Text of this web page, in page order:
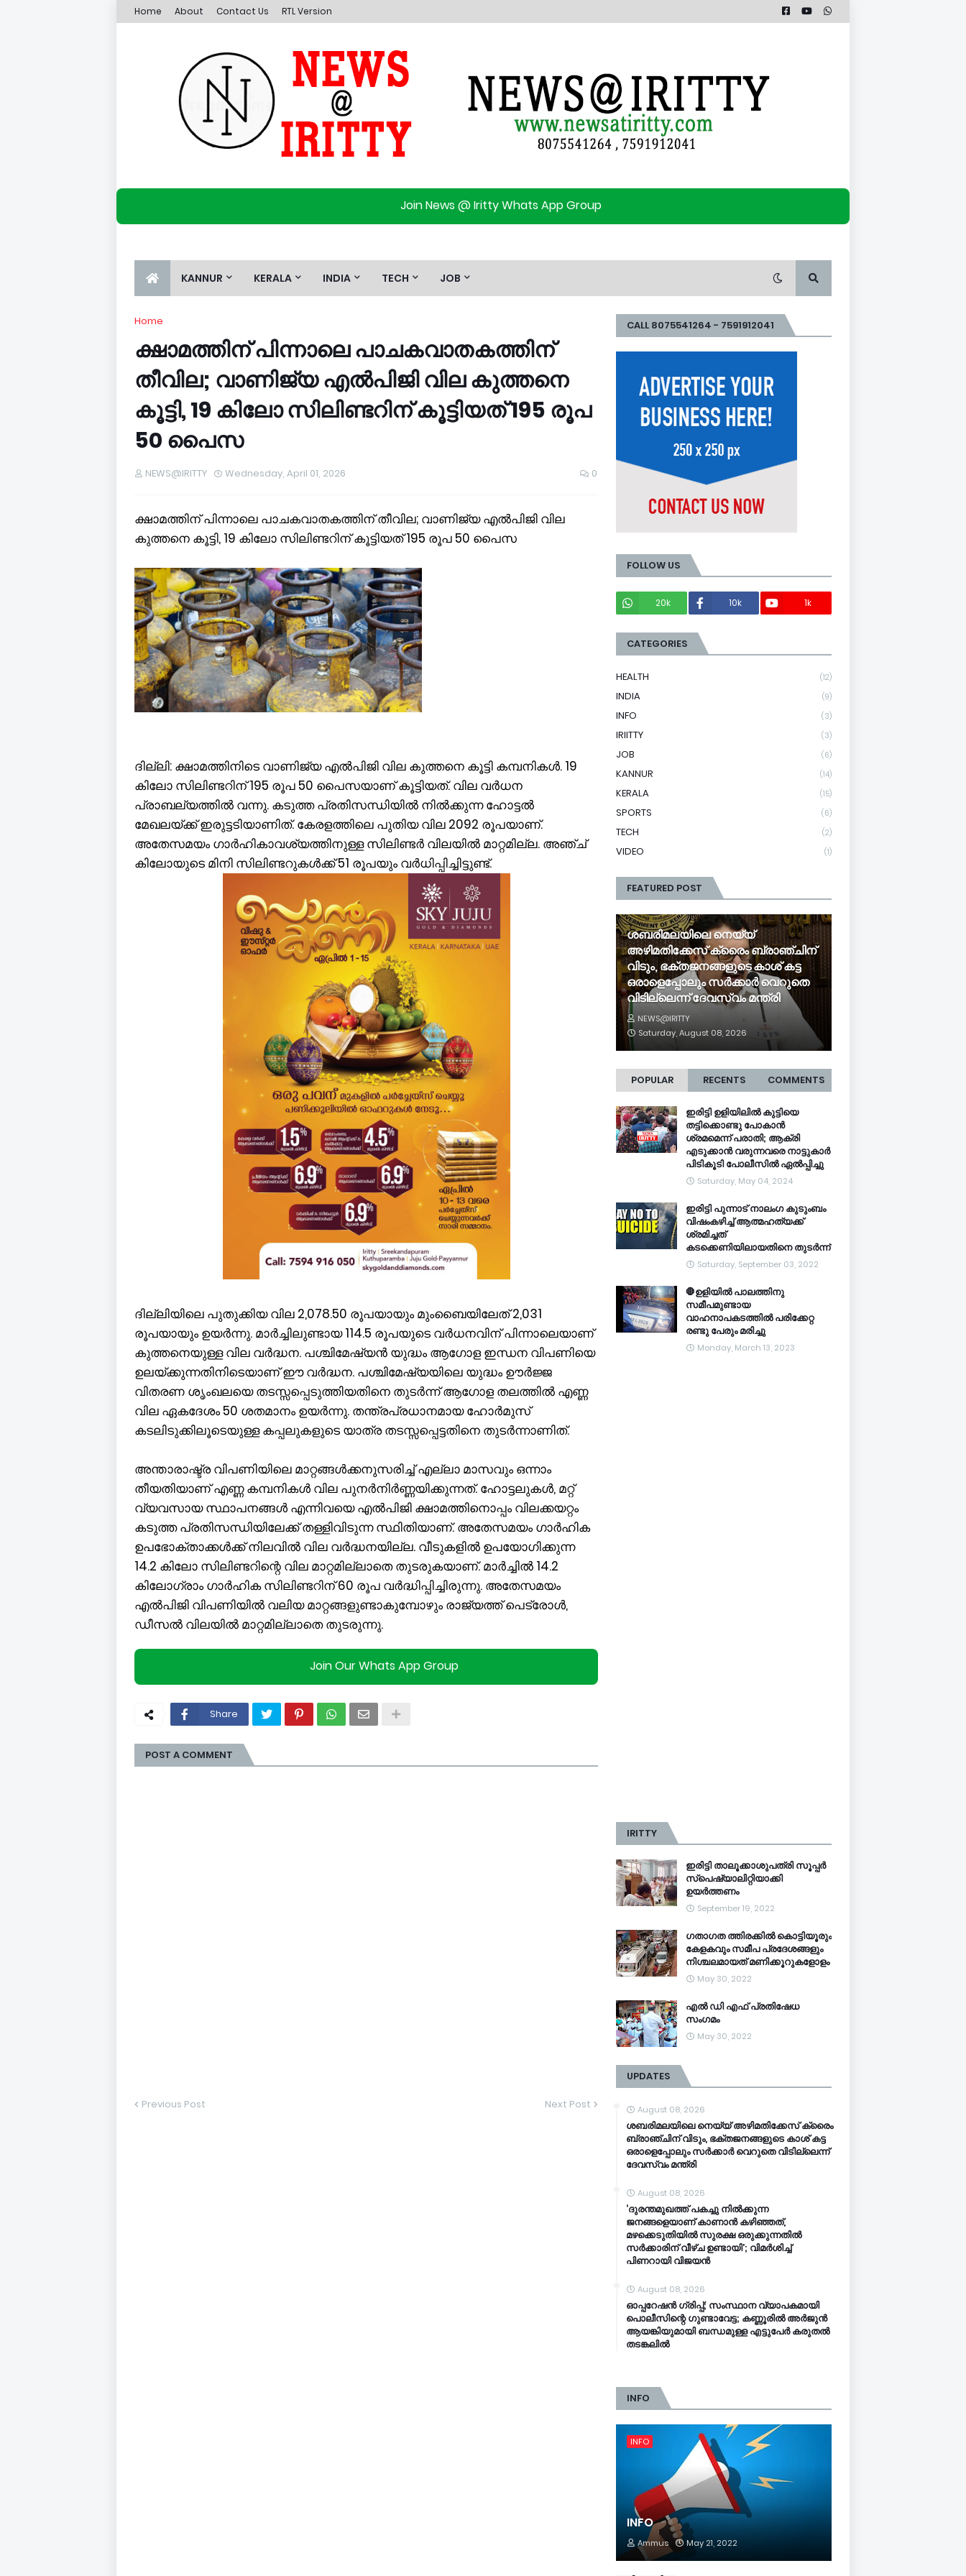
Home About Contact Us RTL Version
Join News @ Iritty Whats App Group
KANNUR KERALA INDIA TECH JOB
Home
ക്ഷാമത്തിന് പിന്നാലെ പാചകവാതകത്തിന്
തീവില; വാണിജ്യ എൽപിജി വില കുത്തനെ
കൂട്ടി, 19 കിലോ സിലിണ്ടറിന് കൂട്ടിയത് 195 രൂപ
50 പൈസ
NEWS@IRITTY Wednesday, April 01, 2026 0
ക്ഷാമത്തിന് പിന്നാലെ പാചകവാതകത്തിന് തീവില; വാണിജ്യ എൽപിജി വില
കുത്തനെ കൂട്ടി, 19 കിലോ സിലിണ്ടറിന് കൂട്ടിയത് 195 രൂപ 50 പൈസ
ദില്ലി: ക്ഷാമത്തിനിടെ വാണിജ്യ എൽപിജി വില കുത്തനെ കൂട്ടി കമ്പനികൾ. 19
കിലോ സിലിണ്ടറിന് 195 രൂപ 50 പൈസയാണ് കൂട്ടിയത്. വില വർധന
പ്രാബല്യത്തിൽ വന്നു. കടുത്ത പ്രതിസന്ധിയിൽ നിൽക്കുന്ന ഹോട്ടൽ
മേഖലയ്ക്ക് ഇരുട്ടടിയാണിത്. കേരളത്തിലെ പുതിയ വില 2092 രൂപയാണ്.
അതേസമയം ഗാർഹികാവശ്യത്തിനുള്ള സിലിണ്ടർ വിലയിൽ മാറ്റമില്ല. അഞ്ച്
കിലോയുടെ മിനി സിലിണ്ടറുകൾക്ക് 51 രൂപയും വർധിപ്പിച്ചിട്ടുണ്ട്.
ദില്ലിയിലെ പുതുക്കിയ വില 2,078.50 രൂപയായും മുംബൈയിലേത് 2,031
രൂപയായും ഉയർന്നു. മാർച്ചിലുണ്ടായ 114.5 രൂപയുടെ വർധനവിന് പിന്നാലെയാണ്
കുത്തനെയുള്ള വില വർദ്ധന. പശ്ചിമേഷ്യൻ യുദ്ധം ആഗോള ഇന്ധന വിപണിയെ
ഉലയ്ക്കുന്നതിനിടെയാണ് ഈ വർദ്ധന. പശ്ചിമേഷ്യയിലെ യുദ്ധം ഊർജ്ജ
വിതരണ ശൃംഖലയെ തടസ്സപ്പെടുത്തിയതിനെ തുടർന്ന് ആഗോള തലത്തിൽ എണ്ണ
വില ഏകദേശം 50 ശതമാനം ഉയർന്നു. തന്ത്രപ്രധാനമായ ഹോർമുസ്
കടലിടുക്കിലൂടെയുള്ള കപ്പലുകളുടെ യാത്ര തടസ്സപ്പെട്ടതിനെ തുടർന്നാണിത്.
അന്താരാഷ്ട്ര വിപണിയിലെ മാറ്റങ്ങൾക്കനുസരിച്ച് എല്ലാ മാസവും ഒന്നാം
തീയതിയാണ് എണ്ണ കമ്പനികൾ വില പുനർനിർണ്ണയിക്കുന്നത്. ഹോട്ടലുകൾ, മറ്റ്
വ്യവസായ സ്ഥാപനങ്ങൾ എന്നിവയെ എൽപിജി ക്ഷാമത്തിനൊപ്പം വിലക്കയറ്റം
കടുത്ത പ്രതിസന്ധിയിലേക്ക് തള്ളിവിടുന്ന സ്ഥിതിയാണ്. അതേസമയം ഗാർഹിക
ഉപഭോക്താക്കൾക്ക് നിലവിൽ വില വർദ്ധനയില്ല. വീടുകളിൽ ഉപയോഗിക്കുന്ന
14.2 കിലോ സിലിണ്ടറിന്റെ വില മാറ്റമില്ലാതെ തുടരുകയാണ്. മാർച്ചിൽ 14.2
കിലോഗ്രാം ഗാർഹിക സിലിണ്ടറിന് 60 രൂപ വർദ്ധിപ്പിച്ചിരുന്നു. അതേസമയം
എൽപിജി വിപണിയിൽ വലിയ മാറ്റങ്ങളുണ്ടാകുമ്പോഴും രാജ്യത്ത് പെട്രോൾ,
ഡീസൽ വിലയിൽ മാറ്റമില്ലാതെ തുടരുന്നു.
Join Our Whats App Group
Share
POST A COMMENT
Previous Post Next Post
CALL 8075541264 - 7591912041
FOLLOW US
20k
10k 1k
CATEGORIES
HEALTH (12)
INDIA (9)
INFO (3)
IRIITTY (3)
JOB (6)
KANNUR (14)
KERALA (15)
SPORTS (6)
TECH (2)
VIDEO (1)
FEATURED POST
ശബരിമലയിലെ നെയ്യ്
അഴിമതിക്കേസ് ക്രൈം ബ്രാഞ്ചിന്
വിടും, ഭക്തജനങ്ങളുടെ കാശ് കട്ട
ഒരാളെപ്പോലും സർക്കാർ വെറുതെ
വിടില്ലെന്ന് ദേവസ്വം മന്ത്രി
NEWS@IRITTY
Saturday, August 08, 2026
POPULAR RECENTS COMMENTS
ഇരിട്ടി ഉളിയിലിൽ കുട്ടിയെ
തട്ടിക്കൊണ്ടു പോകാൻ
ശ്രമമെന്ന് പരാതി; ആക്രി
എടുക്കാൻ വരുന്നവരെ നാട്ടുകാർ
പിടികൂടി പോലീസിൽ ഏൽപ്പിച്ചു
Saturday, May 04, 2024
ഇരിട്ടി പുന്നാട് നാലംഗ കുടുംബം
വിഷംകഴിച്ച്‌ ആത്മഹത്യക്ക്
ശ്രമിച്ചത്
കടക്കെണിയിലായതിനെ തുടർന്ന്
Saturday, September 03, 2022
🛑ഉളിയിൽ പാലത്തിനു
സമീപമുണ്ടായ
വാഹനാപകടത്തിൽ പരിക്കേറ്റ
രണ്ടു പേരും മരിച്ചു
Monday, March 13, 2023
IRITTY
ഇരിട്ടി താലൂക്കാശുപത്രി സൂപ്പർ
സ്‌പെഷ്യാലിറ്റിയാക്കി
ഉയർത്തണം
September 19, 2022
ഗതാഗത ത്തിരക്കിൽ കൊട്ടിയൂരും
കേളകവും സമീപ പ്രദേശങ്ങളും
നിശ്ചലമായത് മണിക്കൂറുകളോളം
May 30, 2022
എൽ ഡി എഫ് പ്രതിഷേധ
സംഗമം
May 30, 2022
UPDATES
August 08, 2026
ശബരിമലയിലെ നെയ്യ് അഴിമതിക്കേസ് ക്രൈം
ബ്രാഞ്ചിന് വിടും, ഭക്തജനങ്ങളുടെ കാശ് കട്ട
ഒരാളെപ്പോലും സർക്കാർ വെറുതെ വിടില്ലെന്ന്
ദേവസ്വം മന്ത്രി
August 08, 2026
‘ദുരന്തമുഖത്ത് പകച്ചു നിൽക്കുന്ന
ജനങ്ങളെയാണ് കാണാൻ കഴിഞ്ഞത്,
മഴക്കെടുതിയിൽ സുരക്ഷ ഒരുക്കുന്നതിൽ
സർക്കാരിന് വീഴ്ച ഉണ്ടായി’; വിമർശിച്ച്
പിണറായി വിജയൻ
August 08, 2026
ഓപ്പറേഷൻ ​ഗ്രിപ്പ്; സംസ്ഥാന വ്യാപകമായി
പൊലീസിന്റെ ​ഗുണ്ടാവേട്ട; കണ്ണൂരിൽ അർജുൻ
ആയങ്കിയുമായി ബന്ധമുള്ള എട്ടുപേർ കരുതൽ
തടങ്കലിൽ
INFO
INFO
INFO
Ammus May 21, 2022